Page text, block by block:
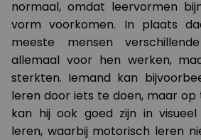
normaal, omdat leervormen
vorm voorkomen. In plaats
meeste mensen
allemaal voor hen werken,
sterkten. Iemand kan
leren door iets te doen, maar
kan hij ook goed zijn in
leren, waarbij motorisch leren